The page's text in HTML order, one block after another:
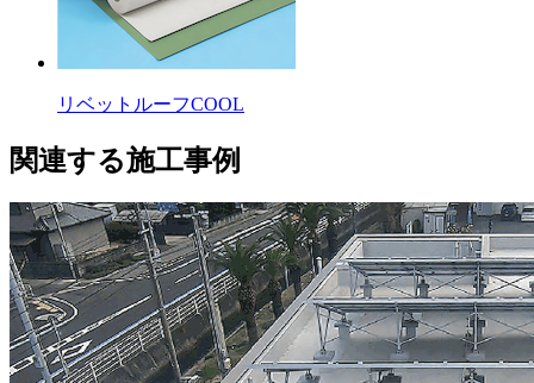
リベットルーフCOOL
関連する施工事例